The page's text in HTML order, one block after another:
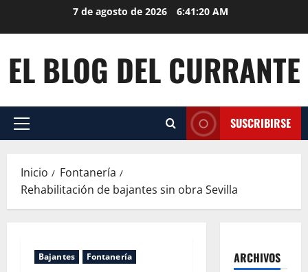
7 de agosto de 2026 6:41:21 AM
EL BLOG DEL CURRANTE
Menú
SUSCRIBIRSE
Inicio
Fontanería
Rehabilitación de bajantes sin obra Sevilla
Bajantes Fontanería
ARCHIVOS